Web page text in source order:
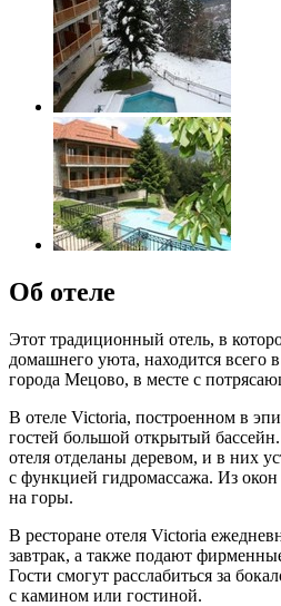
Об отеле
Этот традиционный отель, в
домашнего уюта, находится всего
города Мецово, в месте с
В отеле Victoria, построенном в
гостей большой открытый
отеля отделаны деревом, и в них
с функцией гидромассажа. Из
на горы.
В ресторане отеля Victoria
завтрак, а также подают
Гости смогут расслабиться за
с камином или гостиной.